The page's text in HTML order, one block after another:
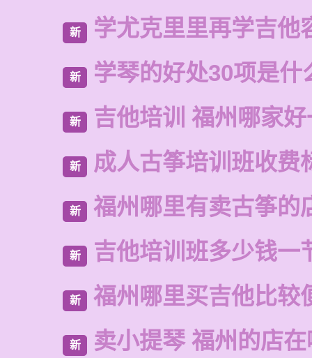
新 学尤克里里再学吉他
新 学琴的好处30项是什
新 吉他培训 福州哪家
新 成人古筝培训班收费
新 福州哪里有卖古筝的
新 吉他培训班多少钱一
新 福州哪里买吉他比较
新 卖小提琴 福州的店